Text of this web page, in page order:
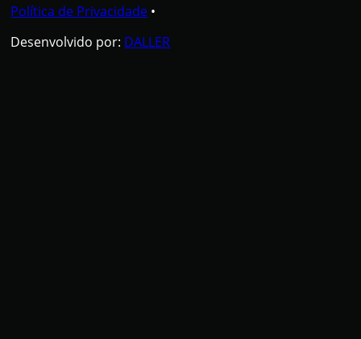
Política de Privacidade •
Desenvolvido por: DALLER